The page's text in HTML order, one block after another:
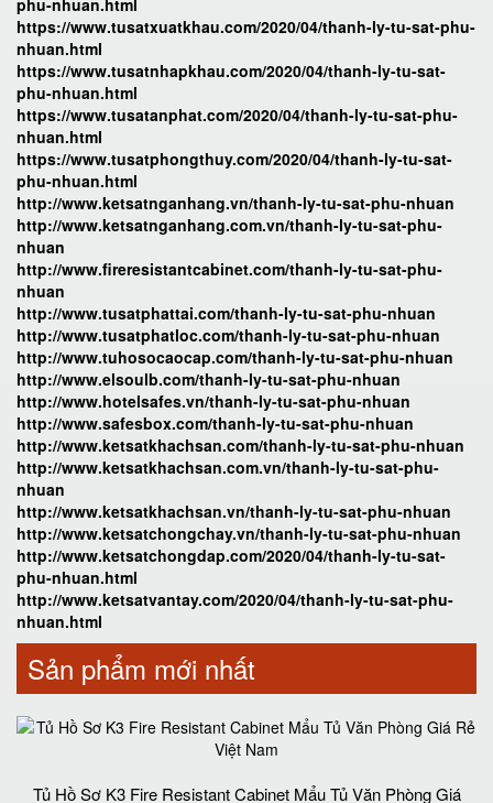
phu-nhuan.html
https://www.tusatxuatkhau.com/2020/04/thanh-ly-tu-sat-phu-
nhuan.html
https://www.tusatnhapkhau.com/2020/04/thanh-ly-tu-sat-
phu-nhuan.html
https://www.tusatanphat.com/2020/04/thanh-ly-tu-sat-phu-
nhuan.html
https://www.tusatphongthuy.com/2020/04/thanh-ly-tu-sat-
phu-nhuan.html
http://www.ketsatnganhang.vn/thanh-ly-tu-sat-phu-nhuan
http://www.ketsatnganhang.com.vn/thanh-ly-tu-sat-phu-
nhuan
http://www.fireresistantcabinet.com/thanh-ly-tu-sat-phu-
nhuan
http://www.tusatphattai.com/thanh-ly-tu-sat-phu-nhuan
http://www.tusatphatloc.com/thanh-ly-tu-sat-phu-nhuan
http://www.tuhosocaocap.com/thanh-ly-tu-sat-phu-nhuan
http://www.elsoulb.com/thanh-ly-tu-sat-phu-nhuan
http://www.hotelsafes.vn/thanh-ly-tu-sat-phu-nhuan
http://www.safesbox.com/thanh-ly-tu-sat-phu-nhuan
http://www.ketsatkhachsan.com/thanh-ly-tu-sat-phu-nhuan
http://www.ketsatkhachsan.com.vn/thanh-ly-tu-sat-phu-
nhuan
http://www.ketsatkhachsan.vn/thanh-ly-tu-sat-phu-nhuan
http://www.ketsatchongchay.vn/thanh-ly-tu-sat-phu-nhuan
http://www.ketsatchongdap.com/2020/04/thanh-ly-tu-sat-
phu-nhuan.html
http://www.ketsatvantay.com/2020/04/thanh-ly-tu-sat-phu-
nhuan.html
Sản phẩm mới nhất
Tủ Hồ Sơ K3 Fire Resistant Cabinet Mẩu Tủ Văn Phòng Giá